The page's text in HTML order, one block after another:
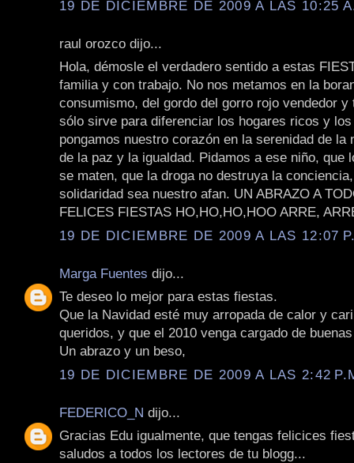
19 DE DICIEMBRE DE 2009 A LAS 10:25
raul orozco dijo...
Hola, démosle el verdadero sentido a estas
familia y con trabajo. No nos metamos en la
consumismo, del gordo del gorro rojo vendedor y
sólo sirve para diferenciar los hogares ricos y
pongamos nuestro corazón en la serenidad de la
de la paz y la igualdad. Pidamos a ese niño, que
se maten, que la droga no destruya la
solidaridad sea nuestro afan. UN ABRAZO A
FELICES FIESTAS HO,HO,HO,HOO ARRE,
19 DE DICIEMBRE DE 2009 A LAS 12:07
Marga Fuentes dijo...
Te deseo lo mejor para estas fiestas.
Que la Navidad esté muy arropada de calor y
queridos, y que el 2010 venga cargado de
Un abrazo y un beso,
19 DE DICIEMBRE DE 2009 A LAS 2:42
FEDERICO_N dijo...
Gracias Edu igualmente, que tengas felicices
saludos a todos los lectores de tu blogg...